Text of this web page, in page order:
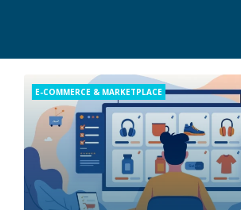
Categories
E-COMMERCE & MARKETPLACE